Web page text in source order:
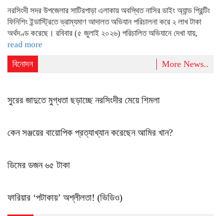
নরসিংদী সদর উপজেলার সাটিরপাড়া এলাকায় অবস্থিত নাসির ডাইং অ্যান্ড প্রিন্টিং
ফিনিশিং ইন্ডাস্ট্রিতে ভ্রাম্যমাণ আদালত অভিযান পরিচালনা করে ২ লাখ টাকা
অর্থদণ্ড করেছে। রবিবার (৫ জুলাই ২০২৬) পরিচালিত অভিযানে দেখা যায়,
read more
বিনোদন More News..
সুরের জাদুতে মুগ্ধতা ছড়াচ্ছে নরসিংদীর মেয়ে শিমলা
কেন সঞ্জয়ের বায়োপিক প্রত্যাখ্যান করেছেন আমির খান?
ডিমের ডজন ৬৫ টাকা
ফারিয়ার ‘পটাকায়’ অশ্লীলতা! (ভিডিও)